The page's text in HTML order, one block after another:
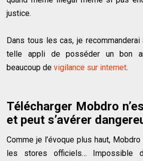
justice.
Dans tous les cas, je recommanderai
telle appli de posséder un bon
beaucoup devigilance sur internet.
Télécharger Mobdro
et peut s’avérer
Comme je l’évoque plus haut,
les stores officiels… Impossible